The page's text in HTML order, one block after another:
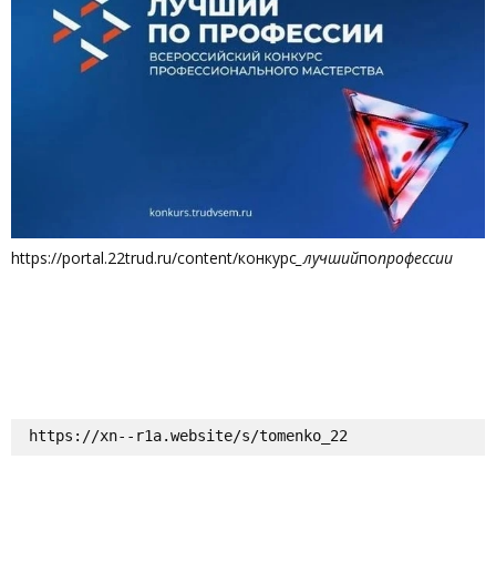
https://portal.22trud.ru/content/конкурс _лучшийпопрофессии
https://xn--r1a.website/s/tomenko_22